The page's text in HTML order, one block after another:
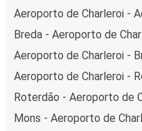
Aeroporto de Charleroi -
Breda - Aeroporto de
Aeroporto de Charleroi -
Aeroporto de Charleroi -
Roterdão - Aeroporto de
Mons - Aeroporto de